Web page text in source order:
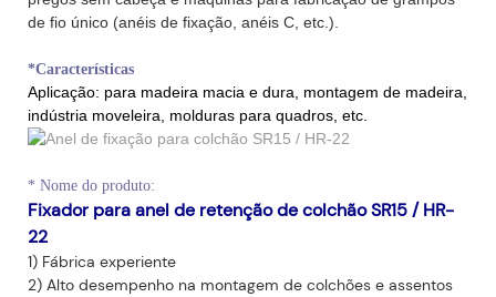
de fio único (anéis de fixação, anéis C, etc.).
*Características
Aplicação: para madeira macia e dura, montagem de madeira,
indústria moveleira, molduras para quadros, etc.
* Nome do produto:
Fixador para anel de retenção de colchão SR15 / HR-
22
1) Fábrica experiente
2) Alto desempenho na montagem de colchões e assentos